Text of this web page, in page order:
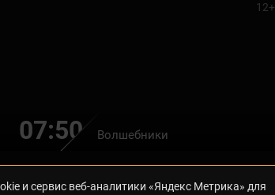
12+
07:50 Волшебники
и сервис веб-аналитики «Яндекс Метрика» для